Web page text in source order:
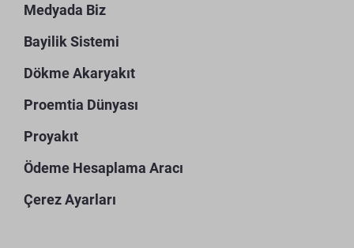
Medyada Biz
Bayilik Sistemi
Dökme Akaryakıt
Proemtia Dünyası
Proyakıt
Ödeme Hesaplama Aracı
Çerez Ayarları